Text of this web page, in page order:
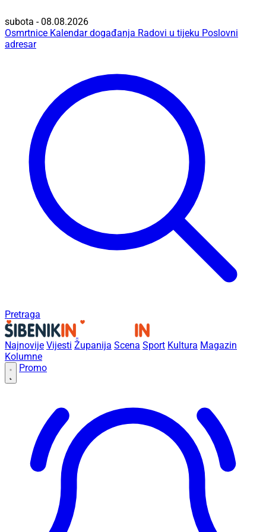
subota - 08.08.2026
Osmrtnice Kalendar događanja Radovi u tijeku Poslovni
adresar
Pretraga
Najnovije Vijesti Županija Scena Sport Kultura Magazin
Kolumne
Promo